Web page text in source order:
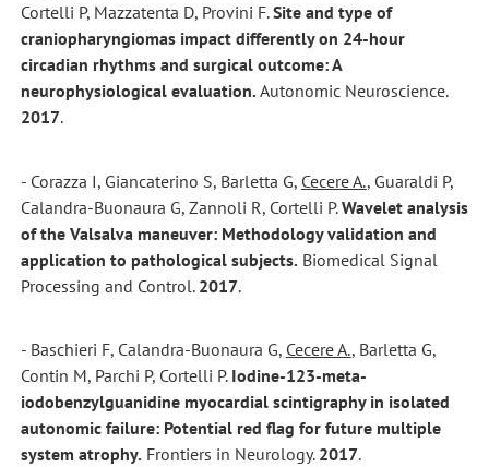
Cortelli P, Mazzatenta D, Provini F.Site and type of
craniopharyngiomas impact differently on 24-hour
circadian rhythms and surgical outcome: A
neurophysiological evaluation. Autonomic Neuroscience.
2017.
- Corazza I, Giancaterino S, Barletta G, Cecere A., Guaraldi P,
Calandra-Buonaura G, Zannoli R, Cortelli P.Wavelet analysis
of the Valsalva maneuver: Methodology validation and
application to pathological subjects. Biomedical Signal
Processing and Control. 2017.
- Baschieri F, Calandra-Buonaura G, Cecere A., Barletta G,
Contin M, Parchi P, Cortelli P. Iodine-123-meta-
iodobenzylguanidine myocardial scintigraphy in isolated
autonomic failure: Potential red flag for future multiple
system atrophy. Frontiers in Neurology. 2017.